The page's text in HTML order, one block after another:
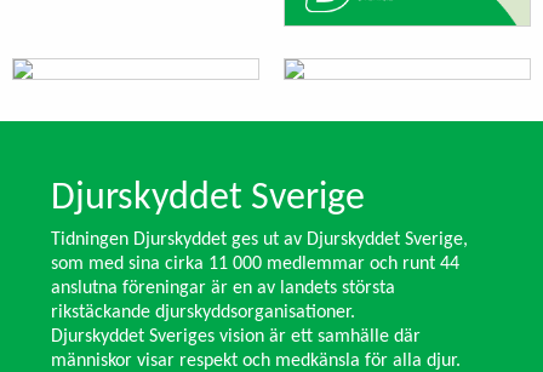
Djurskyddet Sverige
Tidningen Djurskyddet ges ut av Djurskyddet Sverige,
som med sina cirka 11 000 medlemmar och runt 44
anslutna föreningar är en av landets största
rikstäckande djurskyddsorganisationer.
Djurskyddet Sveriges vision är ett samhälle där
människor visar respekt och medkänsla för alla djur.